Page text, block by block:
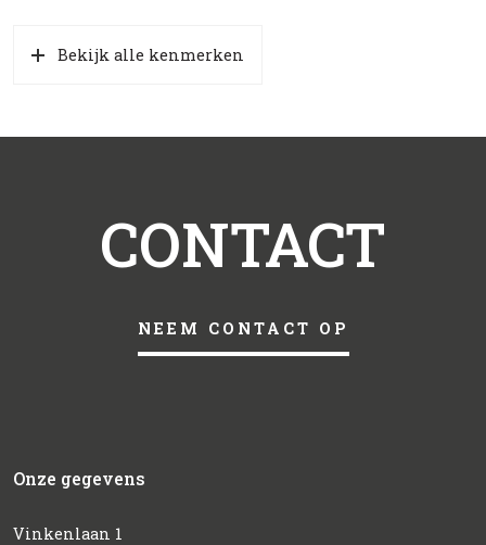
Bekijk alle kenmerken
CONTACT
NEEM CONTACT OP
Onze gegevens
Vinkenlaan 1